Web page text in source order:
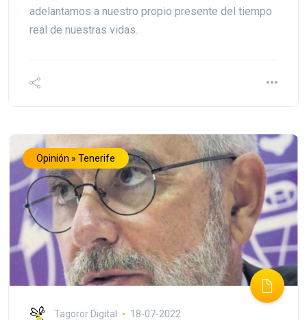
adelantamos a nuestro propio presente del tiempo
real de nuestras vidas.
Opinión » Tenerife
Tagoror Digital 18-07-2022